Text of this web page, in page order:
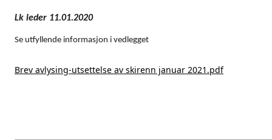
Lk leder 11.01.2020
Se utfyllende informasjon i vedlegget
Brev avlysing-utsettelse av skirenn januar 2021.pdf